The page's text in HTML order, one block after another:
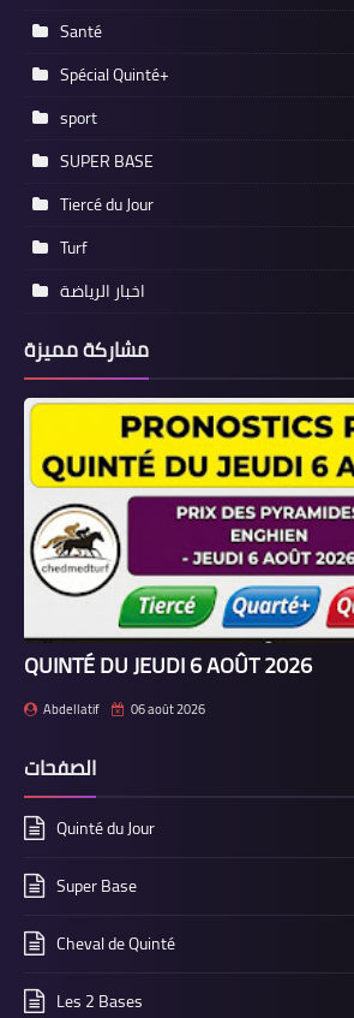
Santé
Spécial Quinté+
sport
SUPER BASE
Tiercé du Jour
Turf
اخبار الرياضة
مشاركة مميزة
QUINTÉ DU JEUDI 6 AOÛT 2026
Abdellatif 06 août 2026
الصفحات
Quinté du Jour
Super Base
Cheval de Quinté
Les 2 Bases